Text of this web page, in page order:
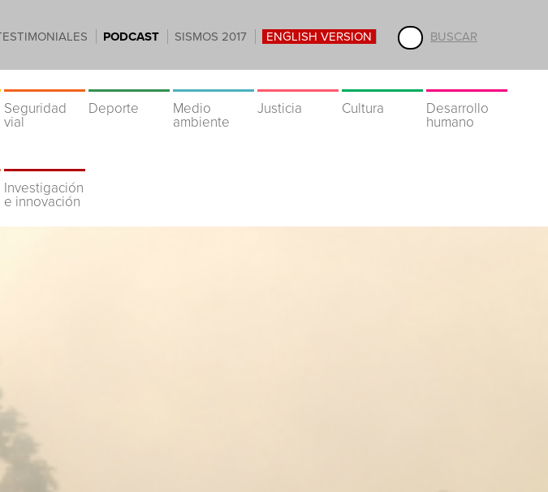
BUSCAR
PODCAST SISMOS 2017 ENGLISH VERSION
Seguridad
vial
Deporte
Medio
ambiente
Justicia Cultura
Desarrollo
humano
Investigación
e innovación